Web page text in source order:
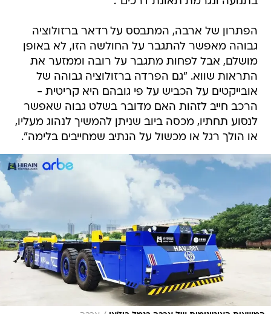
הפתרון של ארבה, המתבסס על רדאר ברזולוציה
גבוהה מאפשר להתגבר על החולשה הזו, לא באופן
מושלם, אבל לפחות מתגבר על רובה וממזער את
התראות שווא. "גם הפרדה ברזולוציה גבוהה של
אובייקטים על הכביש על פי גובהם היא קריטית -
הרכב חייב לזהות האם מדובר בשלט גבוה שאפשר
לנסוע תחתיו, מכסה ביוב שניתן להמשיך לנהוג מעליו,
או הולך רגל או מכשול על הנתיב שמחייבים בלימה".